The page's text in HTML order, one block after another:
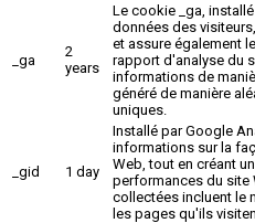
_ga
2
years
Le cookie _ga,
données des
et assure également
rapport d'analyse du
informations de
généré de manière
uniques.
_gid 1 day
Installé par Google
informations sur la
Web, tout en créant
performances du site
collectées incluent le
les pages qu'ils